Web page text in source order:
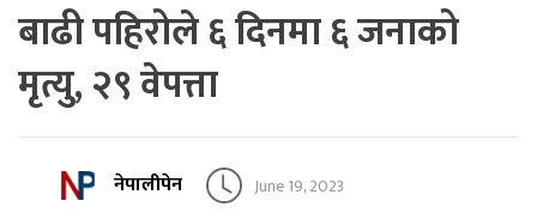
बाढी पहिरोले ६ दिनमा ६ जनाको
मृत्यु, २९ वेपत्ता
नेपालीपेन June 19, 2023